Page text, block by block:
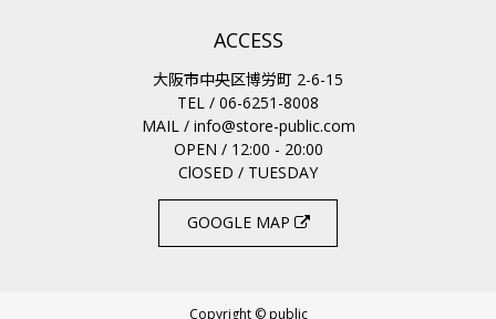
ACCESS
大阪市中央区博労町 2-6-15
TEL / 06-6251-8008
MAIL / info@store-public.com
OPEN / 12:00 - 20:00
ClOSED / TUESDAY
GOOGLE MAP
Copyright © public